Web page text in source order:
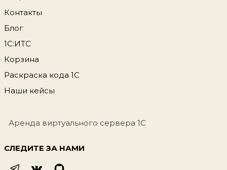
Контакты
Блог
1С:ИТС
Корзина
Раскраска кода 1С
Наши кейсы
Аренда виртуального сервера 1С
СЛЕДИТЕ ЗА НАМИ